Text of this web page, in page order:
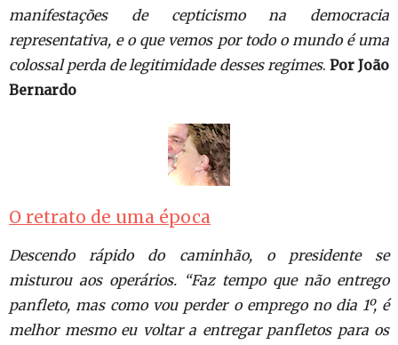
manifestações de cepticismo na democracia
representativa, e o que vemos por todo o mundo é uma
colossal perda de legitimidade desses regimes. Por João
Bernardo
O retrato de uma época
Descendo rápido do caminhão, o presidente se
misturou aos operários. “Faz tempo que não entrego
panfleto, mas como vou perder o emprego no dia 1º, é
melhor mesmo eu voltar a entregar panfletos para os